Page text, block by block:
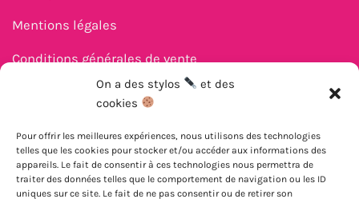
On a des stylos
et des
cookies
Pour offrir les meilleures expériences, nous utilisons des technologies
telles que les cookies pour stocker et/ou accéder aux informations des
appareils. Le fait de consentir à ces technologies nous permettra de
traiter des données telles que le comportement de navigation ou les ID
uniques sur ce site. Le fait de ne pas consentir ou de retirer son
Mentions légales
Conditions générales de vente
Besoin d'aide ?